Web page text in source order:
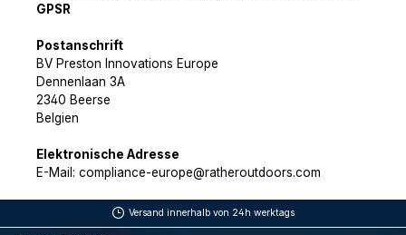
GPSR
Postanschrift
BV Preston Innovations Europe
Dennenlaan 3A
2340 Beerse
Belgien
Elektronische Adresse
E-Mail: compliance-europe@ratheroutdoors.com
Versand innerhalb von 24h werktags